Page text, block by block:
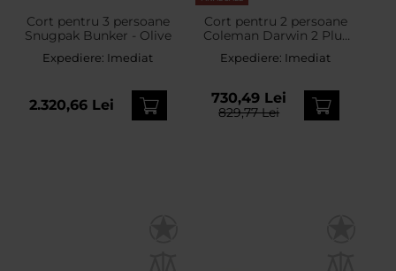
Cort pentru 3 persoane
Snugpak Bunker - Olive
Expediere: Imediat
2.320,66 Lei
Cort pentru 2 persoane
Coleman Darwin 2 Plus
BlackOut
Expediere: Imediat
730,49 Lei
829,77 Lei